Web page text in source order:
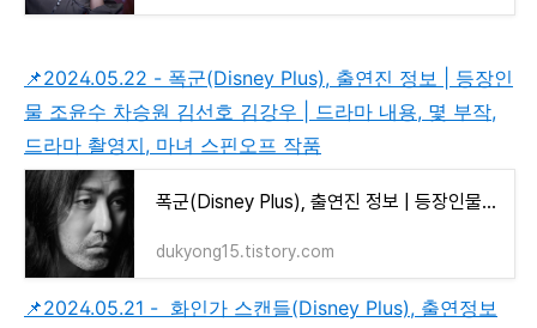
📌2024.05.22 - 폭군(Disney Plus), 출연진 정보 | 등장인
물 조윤수 차승원 김선호 김강우 | 드라마 내용, 몇 부작,
드라마 촬영지, 마녀 스핀오프 작품
폭군(Disney Plus), 출연진 정보 | 등장인물 조윤수 차승원 김선호 김강우 | 드라마 내용, 몇 부작, 드
dukyong15.tistory.com
📌2024.05.21 - 화인가 스캔들(Disney Plus), 출연정보